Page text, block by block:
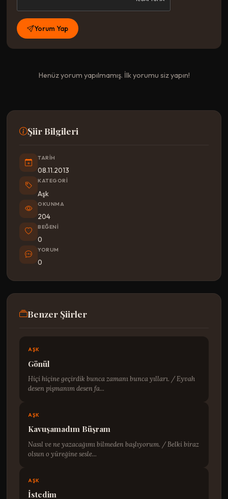
Yorum Yap
Henüz yorum yapılmamış. İlk yorumu siz yapın!
Şiir Bilgileri
TARIH
08.11.2013
KATEGORI
Aşk
OKUNMA
204
BEĞENI
0
YORUM
0
Benzer Şiirler
AŞK
Gönül
Hiçi hiçine geçirdik bunca zamanı bunca yılları. / Eyvah
desen pişmanım desen fa...
AŞK
Kavuşamadım Büşram
Nasıl ve ne yazacağımı bilmeden başlıyorum. / Belki biraz
olsun o yüreğine sesle...
AŞK
İstedim